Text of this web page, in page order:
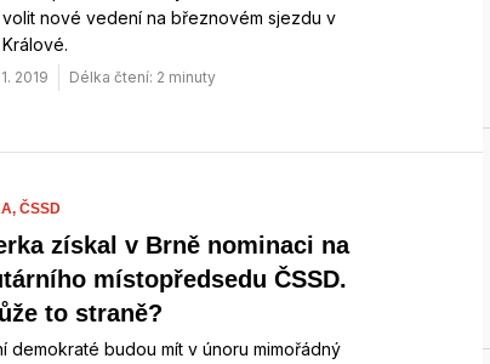
nové vedení na březnovém sjezdu v
2019 Délka čtení: 2 minuty
ČSSD
získal v Brně nominaci na
místopředsedu ČSSD.
to straně?
demokraté budou mít v únoru mimořádný